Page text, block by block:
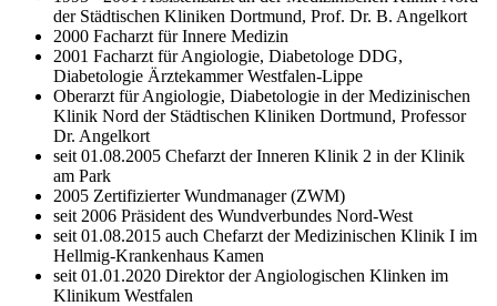
der Städtischen Kliniken Dortmund, Prof. Dr. B. Angelkort
2000 Facharzt für Innere Medizin
2001 Facharzt für Angiologie, Diabetologe DDG,
Diabetologie Ärztekammer Westfalen-Lippe
Oberarzt für Angiologie, Diabetologie in der Medizinischen
Klinik Nord der Städtischen Kliniken Dortmund, Professor
Dr. Angelkort
seit 01.08.2005 Chefarzt der Inneren Klinik 2 in der Klinik
am Park
2005 Zertifizierter Wundmanager (ZWM)
seit 2006 Präsident des Wundverbundes Nord-West
seit 01.08.2015 auch Chefarzt der Medizinischen Klinik I im
Hellmig-Krankenhaus Kamen
seit 01.01.2020 Direktor der Angiologischen Klinken im
Klinikum Westfalen